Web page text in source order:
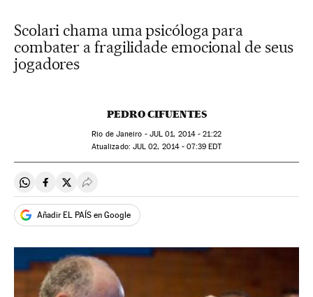
Scolari chama uma psicóloga para
combater a fragilidade emocional de seus
jogadores
PEDRO CIFUENTES
Rio de Janeiro - JUL 01, 2014 - 21:22
atualizado: JUL 02, 2014 - 07:39EDT
Compartir en Whatsapp
Compartir en Facebook
Compartir en Twitter
Desplegar Redes Sociales
Añadir EL PAÍS en Google